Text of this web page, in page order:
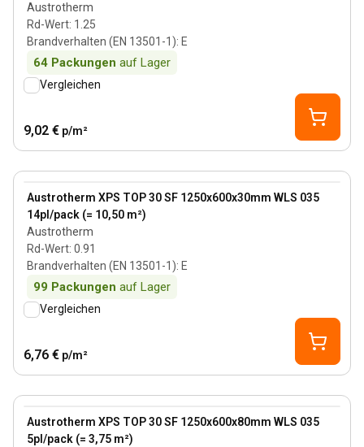
Austrotherm
Rd-Wert: 1.25
Brandverhalten (EN 13501-1): E
64 Packungen auf Lager
Vergleichen
9,02 € p/m²
Austrotherm XPS TOP 30 SF 1250x600x30mm WLS 035
14pl/pack (= 10,50 m²)
Austrotherm
Rd-Wert: 0.91
Brandverhalten (EN 13501-1): E
99 Packungen auf Lager
View product
Vergleichen
6,76 € p/m²
Austrotherm XPS TOP 30 SF 1250x600x80mm WLS 035
5pl/pack (= 3,75 m²)
View product